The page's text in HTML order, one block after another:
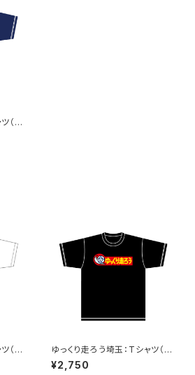
（N
（W
ゆっくり走ろう埼玉：Tシャツ（Bl
ack）A
¥2,750